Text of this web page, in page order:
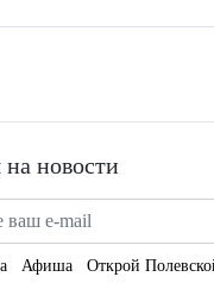
на новости
Афиша Открой